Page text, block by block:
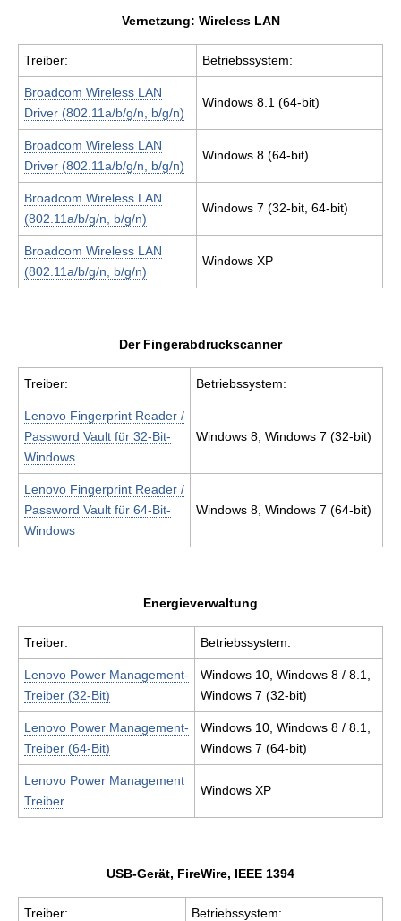
Vernetzung: Wireless LAN
Treiber: Betriebssystem:
Broadcom Wireless LAN
Driver (802.11a/b/g/n, b/g/n)
Windows 8.1 (64-bit)
Broadcom Wireless LAN
Driver (802.11a/b/g/n, b/g/n)
Windows 8 (64-bit)
Broadcom Wireless LAN
(802.11a/b/g/n, b/g/n)
Windows 7 (32-bit, 64-bit)
Broadcom Wireless LAN
(802.11a/b/g/n, b/g/n)
Windows XP
Der Fingerabdruckscanner
Treiber: Betriebssystem:
Lenovo Fingerprint Reader /
Password Vault für 32-Bit-
Windows
Windows 8, Windows 7 (32-bit)
Lenovo Fingerprint Reader /
Password Vault für 64-Bit-
Windows
Windows 8, Windows 7 (64-bit)
Energieverwaltung
Treiber: Betriebssystem:
Lenovo Power Management-
Treiber (32-Bit)
Windows 10, Windows 8 / 8.1,
Windows 7 (32-bit)
Lenovo Power Management-
Treiber (64-Bit)
Windows 10, Windows 8 / 8.1,
Windows 7 (64-bit)
Lenovo Power Management
Treiber
Windows XP
USB-Gerät, FireWire, IEEE 1394
Treiber: Betriebssystem: